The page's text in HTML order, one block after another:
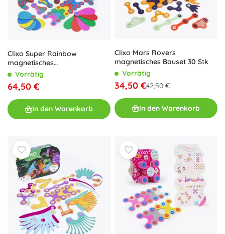
Clixo Super Rainbow
magnetisches
Konstruktionsset 60 Stück
Vorrätig
64,50 €
In den Warenkorb
Clixo Mars Rovers
magnetisches Bauset 30 Stk
Vorrätig
34,50 €42,50 €
In den Warenkorb